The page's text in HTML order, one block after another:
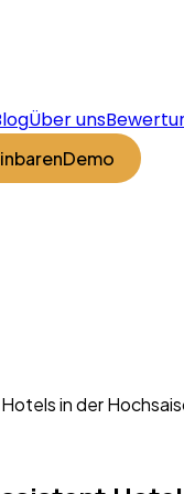
Über uns
Demo
in der